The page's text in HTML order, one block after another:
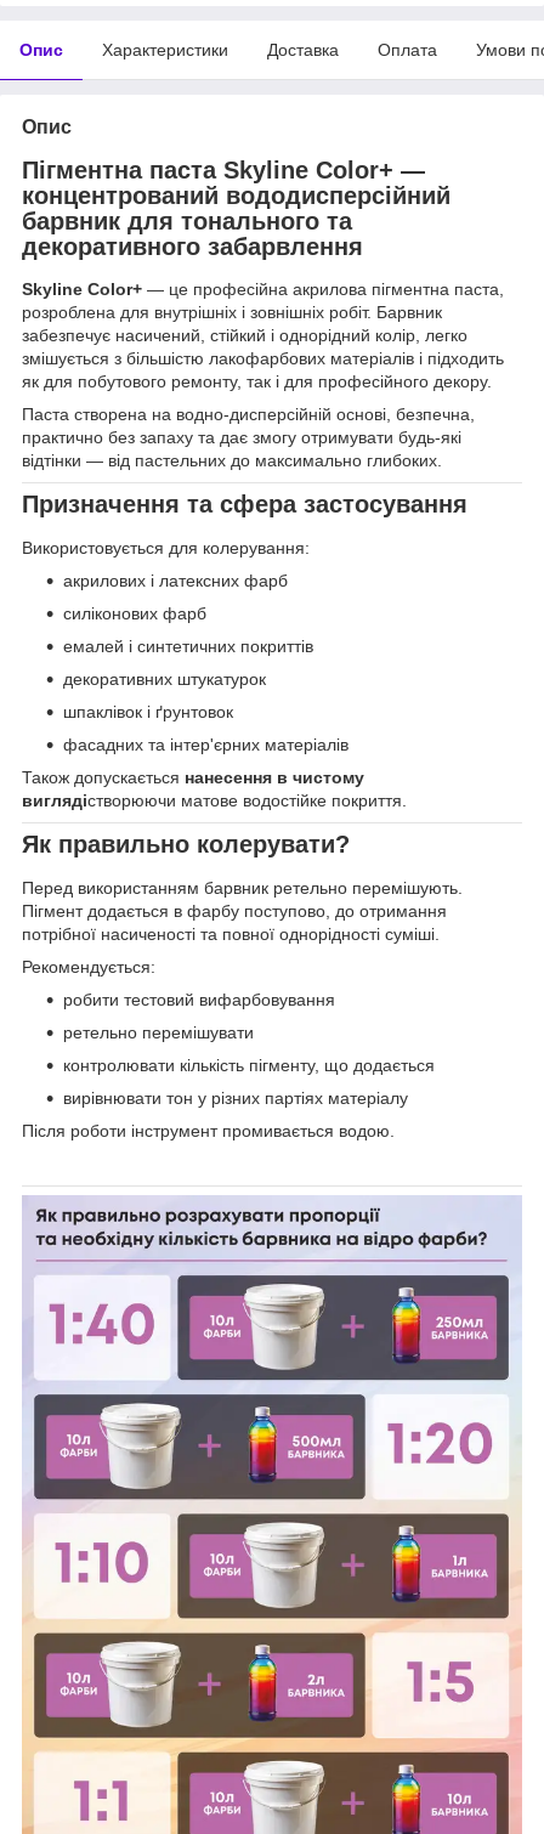
Опис Характеристики Доставка Оплата Умови
Опис
Пігментна паста Skyline Color+ —
концентрований вододисперсійний
барвник для тонального та
декоративного забарвлення
Skyline Color+ — це професійна акрилова пігментна паста,
розроблена для внутрішніх і зовнішніх робіт. Барвник
забезпечує насичений, стійкий і однорідний колір, легко
змішується з більшістю лакофарбових матеріалів і підходить
як для побутового ремонту, так і для професійного декору.
Паста створена на водно-дисперсійній основі, безпечна,
практично без запаху та дає змогу отримувати будь-які
відтінки — від пастельних до максимально глибоких.
Призначення та сфера застосування
Використовується для колерування:
акрилових і латексних фарб
силіконових фарб
емалей і синтетичних покриттів
декоративних штукатурок
шпаклівок і ґрунтовок
фасадних та інтер'єрних матеріалів
Також допускається нанесення в чистому
виглядістворюючи матове водостійке покриття.
Як правильно колерувати?
Перед використанням барвник ретельно перемішують.
Пігмент додається в фарбу поступово, до отримання
потрібної насиченості та повної однорідності суміші.
Рекомендується:
робити тестовий вифарбовування
ретельно перемішувати
контролювати кількість пігменту, що додається
вирівнювати тон у різних партіях матеріалу
Після роботи інструмент промивається водою.